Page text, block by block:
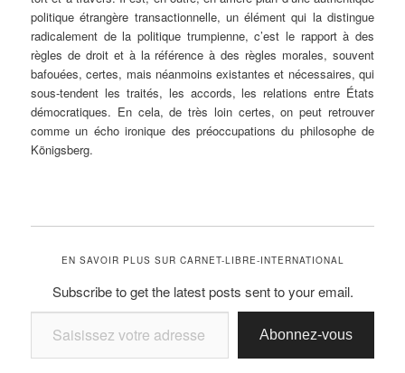
politique étrangère transactionnelle, un élément qui la distingue
radicalement de la politique trumpienne, c’est le rapport à des
règles de droit et à la référence à des règles morales, souvent
bafouées, certes, mais néanmoins existantes et nécessaires, qui
sous-tendent les traités, les accords, les relations entre États
démocratiques. En cela, de très loin certes, on peut retrouver
comme un écho ironique des préoccupations du philosophe de
Königsberg.
EN SAVOIR PLUS SUR CARNET-LIBRE-INTERNATIONAL
Subscribe to get the latest posts sent to your email.
Saisissez votre adresse e-mail…
Abonnez-vous